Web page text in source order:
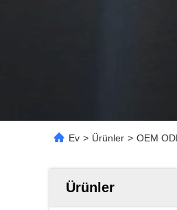
Ev > Ürünler > OEM
Ürünler